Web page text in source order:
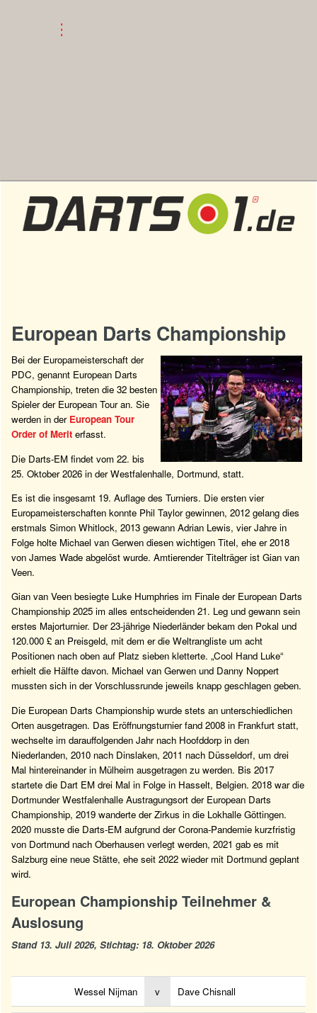
European Darts Championship
Bei der Europa­meisterschaft der
PDC, genannt European Darts
Championship, treten die 32 besten
Spieler der European Tour an. Sie
werden in der European Tour
Order of Merit erfasst.
Die Darts-EM findet vom 22. bis
25. Oktober 2026 in der Westfalenhalle, Dortmund, statt.
Es ist die insgesamt 19. Auflage des Turniers. Die ersten vier
Europameisterschaften konnte Phil Taylor gewinnen, 2012 gelang dies
erstmals Simon Whitlock, 2013 gewann Adrian Lewis, vier Jahre in
Folge holte Michael van Gerwen diesen wichtigen Titel, ehe er 2018
von James Wade abgelöst wurde. Amtierender Titelträger ist Gian van
Veen.
Gian van Veen besiegte Luke Humphries im Finale der European Darts
Championship 2025 im alles entscheidenden 21. Leg und gewann sein
erstes Majorturnier. Der 23-jährige Niederländer bekam den Pokal und
120.000 £ an Preisgeld, mit dem er die Weltrangliste um acht
Positionen nach oben auf Platz sieben kletterte. „Cool Hand Luke“
erhielt die Hälfte davon. Michael van Gerwen und Danny Noppert
mussten sich in der Vorschlussrunde jeweils knapp geschlagen geben.
Die European Darts Championship wurde stets an unterschiedlichen
Orten ausgetragen. Das Eröffnungsturnier fand 2008 in Frankfurt statt,
wechselte im darauffolgenden Jahr nach Hoofddorp in den
Niederlanden, 2010 nach Dinslaken, 2011 nach Düsseldorf, um drei
Mal hintereinander in Mülheim ausgetragen zu werden. Bis 2017
startete die Dart EM drei Mal in Folge in Hasselt, Belgien. 2018 war die
Dortmunder Westfalenhalle Austragungsort der European Darts
Championship, 2019 wanderte der Zirkus in die Lokhalle Göttingen.
2020 musste die Darts-EM aufgrund der Corona-Pandemie kurzfristig
von Dortmund nach Oberhausen verlegt werden, 2021 gab es mit
Salzburg eine neue Stätte, ehe seit 2022 wieder mit Dortmund geplant
wird.
European Championship Teilnehmer &
Auslosung
Stand 13. Juli 2026, Stichtag: 18. Oktober 2026
Wessel Nijman v Dave Chisnall